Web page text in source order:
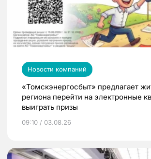
Новости компаний
«Томскэнергосбыт» предлагает
региона перейти на электронные
выиграть призы
09:10 / 03.08.26